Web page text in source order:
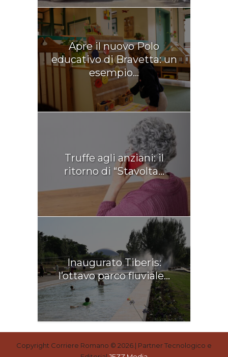
Apre il nuovo Polo
educativo di Bravetta: un
esempio...
Truffe agli anziani: il
ritorno di “Stavolta...
Inaugurato Tiberis:
l’ottavo parco fluviale...
Copyright Corriere Romano © 2026.| Partner Tecnologico e